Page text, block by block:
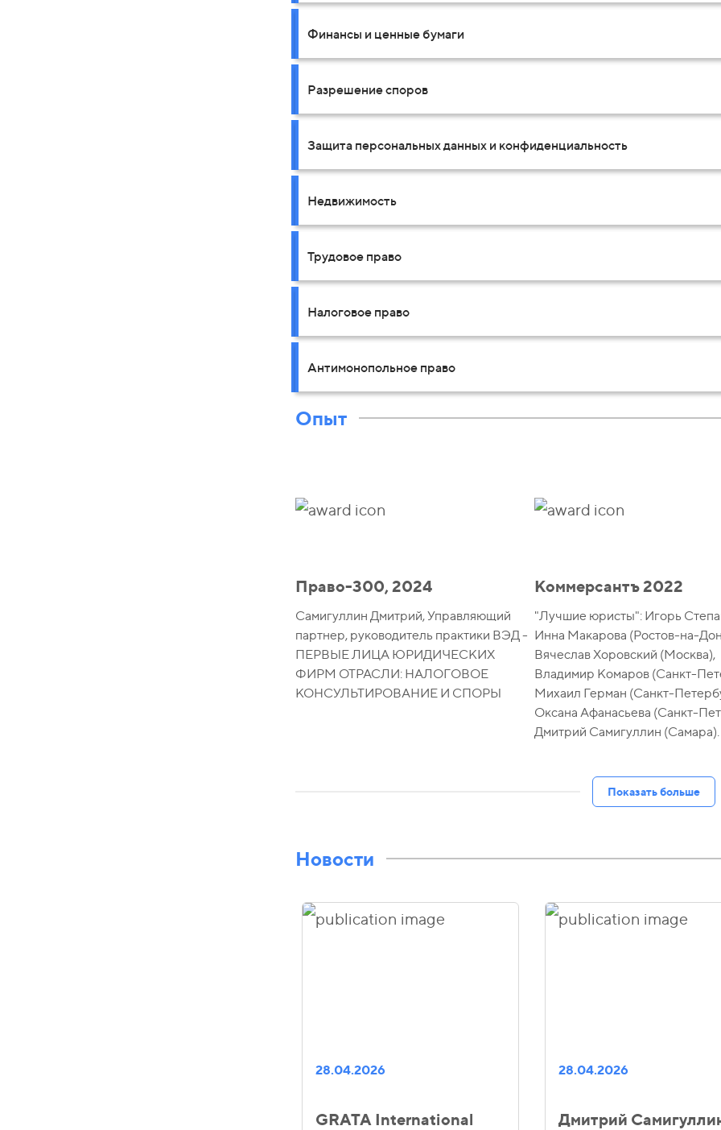
Финансы и ценные бумаги
Разрешение споров
Защита персональных данных и конфиденциальность
Недвижимость
Трудовое право
Налоговое право
Антимонопольное право
Опыт
Право-300, 2024
Самигуллин Дмитрий, Управляющий
партнер, руководитель практики ВЭД -
ПЕРВЫЕ ЛИЦА ЮРИДИЧЕСКИХ
ФИРМ ОТРАСЛИ: НАЛОГОВОЕ
КОНСУЛЬТИРОВАНИЕ И СПОРЫ
Коммерсантъ 2022
"Лучшие юристы": Игорь
Инна Макарова (Ростов-на-
Вячеслав Хоровский (Москва),
Владимир Комаров (Санкт-
Михаил Герман (Санкт-
Оксана Афанасьева (Санкт-
Дмитрий Самигуллин (Самара).
Показать больше
Новости
28.04.2026
GRATA International
28.04.2026
Дмитрий